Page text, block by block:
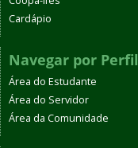
Cardápio
Navegar por Perfil
Área do Estudante
Área do Servidor
Área da Comunidade